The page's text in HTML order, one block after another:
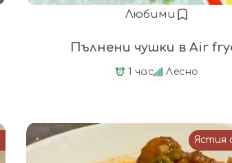
Любими
Пълнени чушки в Air
1 час Лесно
Ястия